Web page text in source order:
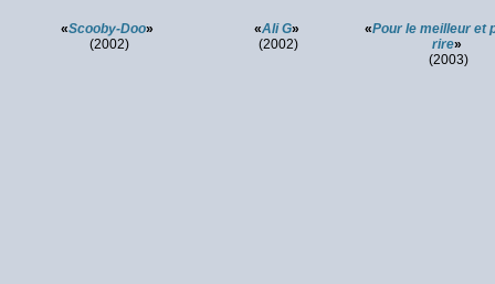
«Scooby-Doo»
(2002)
«Ali G»
(2002)
«Pour le meilleur et
rire»
(2003)